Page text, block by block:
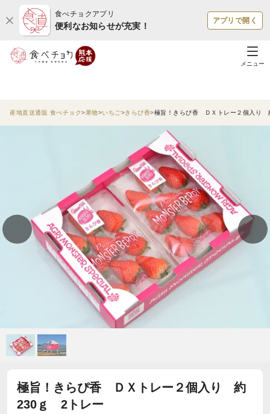
食べチョクアプリ
便利なお知らせが充実！
アプリで開く
メニュー
産地直送通販 食べチョク 果物 いちご きらぴ香 極旨！きらぴ香 ＤＸトレー２個入り
極旨！きらぴ香 ＤＸトレー２個入り 約
230ｇ 2トレー